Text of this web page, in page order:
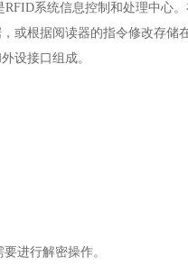
RFID系统信息控制和处理中心
或根据阅读器的指令修改存储
设接口组成。
进行解密操作。